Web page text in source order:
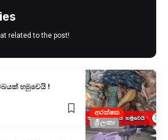
related to the post!
ආරක්ෂක
ශ්‍රී ලංකා
හමුවෙයි !